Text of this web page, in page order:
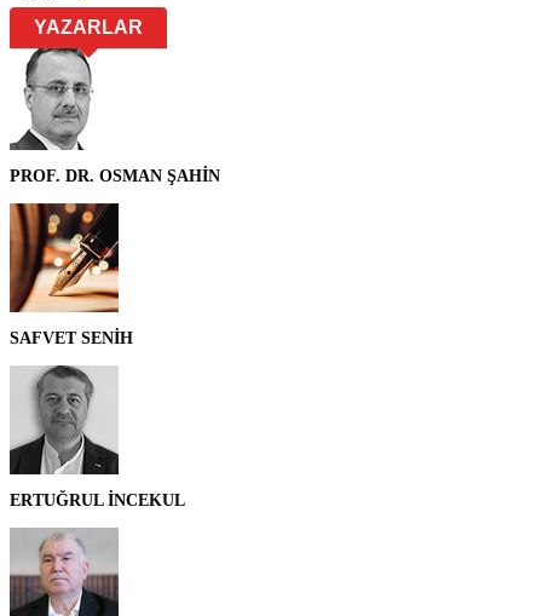
YAZARLAR
PROF. DR. OSMAN ŞAHİN
SAFVET SENİH
ERTUĞRUL İNCEKUL